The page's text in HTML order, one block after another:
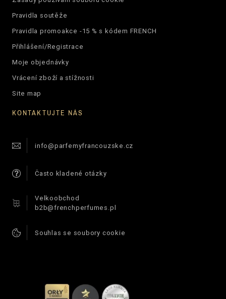
Pravidla soutěže
Pravidla promoakce -15 % s kódem FRENCH
Přihlášení/Registrace
Moje objednávky
Vrácení zboží a stížnosti
Site map
KONTAKTUJTE NÁS
info@parfemyfrancouzske.cz
Často kladené otázky
Velkoobchod
b2b@frenchperfumes.pl
Souhlas se soubory cookie